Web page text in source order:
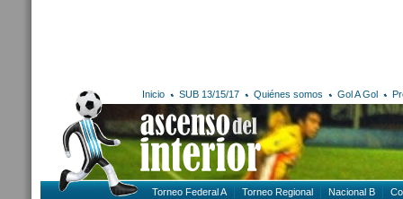
Inicio SUB 13/15/17 Quiénes somos Gol A Gol
Torneo Federal A Torneo Regional Nacional B